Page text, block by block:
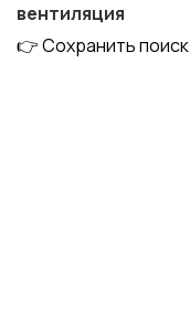
вентиляция
👉 Сохранить поиск